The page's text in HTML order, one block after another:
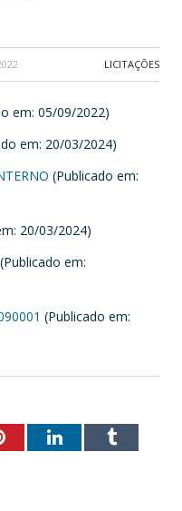
LICITAÇÕES
em: 05/09/2022)
em: 20/03/2024)
(Publicado em:
20/03/2024)
(Publicado em:
(Publicado em:
PinterestLinkedInTumblr